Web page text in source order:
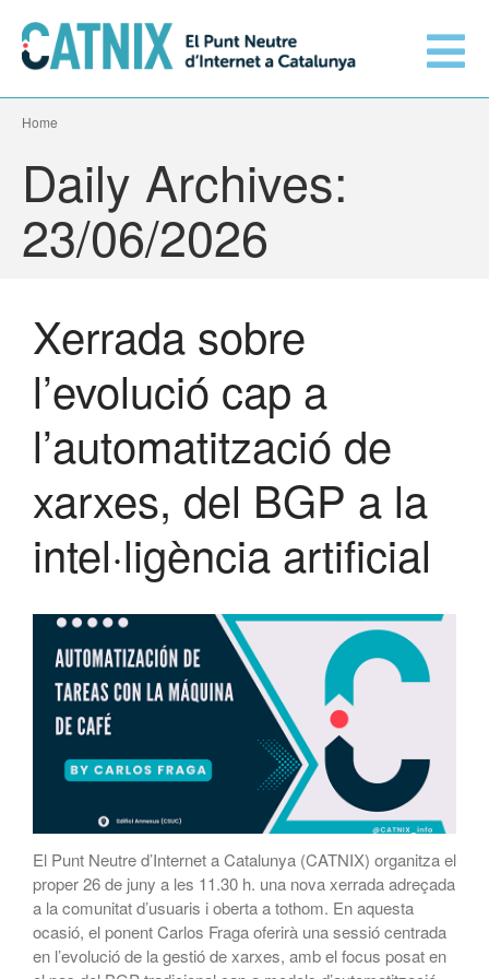
Serveis
Xarxes connectades
Informació tècnica
El CATNIX
Orange amplia la seva
Guifi.net consolida la seva
connectivitat al CATNIX amb la
migració a Templus
Netcloudify es connecta al
CATNIX
Xerrada sobre l’evolució cap a
l’automatització de xarxes, del
El CATNIX renova el servidor
arrel J de DNS
juliol 2026
juny 2026
abril 2026
desembre 2025
novembre 2025
octubre 2025
Home
Daily Archives:
23/06/2026
Xerrada sobre
l’evolució cap a
l’automatització de
xarxes, del BGP a la
intel·ligència artificial
El Punt Neutre d’Internet a Catalunya (CATNIX) organitza el
proper 26 de juny a les 11.30 h. una nova xerrada adreçada
a la comunitat d’usuaris i oberta a tothom. En aquesta
ocasió, el ponent Carlos Fraga oferirà una sessió centrada
en l’evolució de la gestió de xarxes, amb el focus posat en